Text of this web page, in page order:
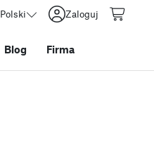
Polski Zaloguj
Blog Firma